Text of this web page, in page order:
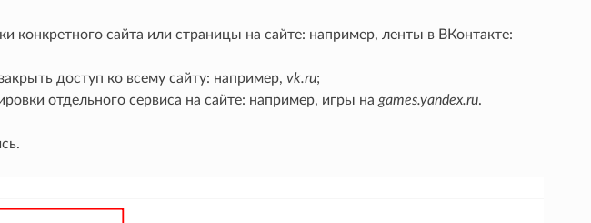
конкретного сайта или страницы на сайте: например, ленты в ВКонтакте:
доступ ко всему сайту: например, vk.ru;
отдельного сервиса на сайте: например, игры на games.yandex.ru.